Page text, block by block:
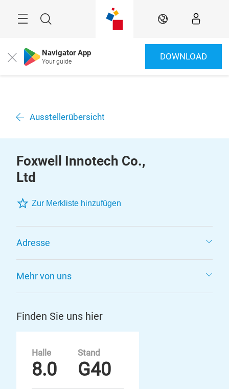
Suche DE
Close Navigator App
Your guide DOWNLOAD
Ausstellerübersicht
Foxwell Innotech Co.,
Ltd
Zur Merkliste hinzufügen
Adresse
Mehr von uns
Finden Sie uns hier
Halle
8.0
Stand
G40